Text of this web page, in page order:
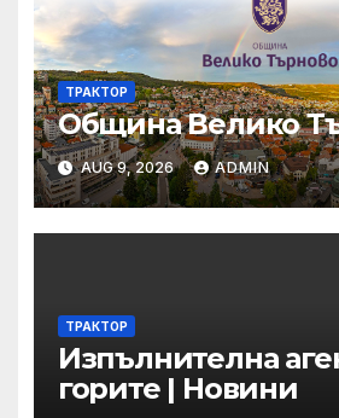
ТРАКТОР
Община Велико
AUG 9, 2026 ADMIN
ТРАКТОР
Изпълнителна
горите | Новини